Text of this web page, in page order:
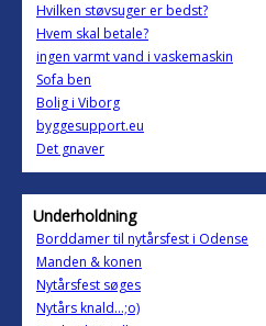
Hvilken støvsuger er bedst?
Hvem skal betale?
ingen varmt vand i vaskemaskin
Sofa ben
Bolig i Viborg
byggesupport.eu
Det gnaver
Underholdning
Borddamer til nytårsfest i Odense
Manden & konen
Nytårsfest søges
Nytårs knald…;o)